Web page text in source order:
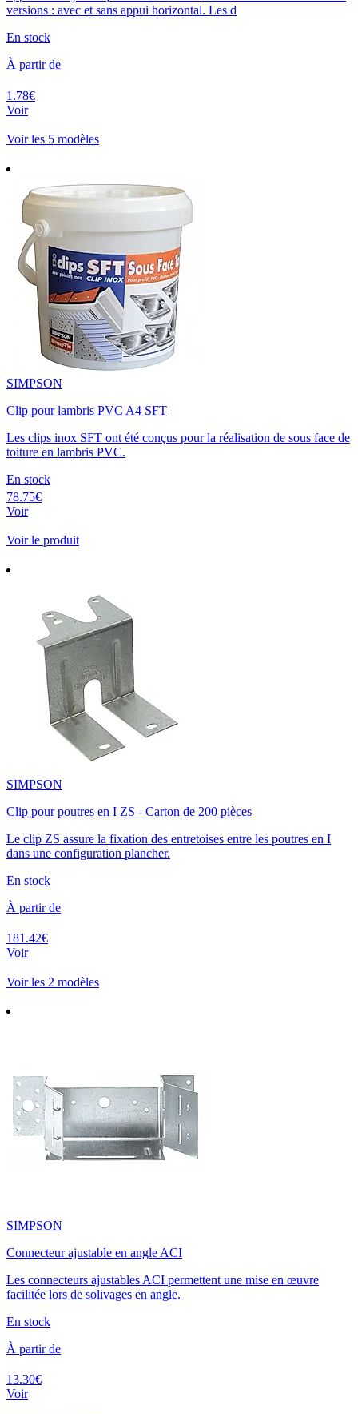
versions : avec et sans appui horizontal. Les d
En stock
À partir de
1.78€
Voir
Voir les 5 modèles
SIMPSON
Clip pour lambris PVC A4 SFT
Les clips inox SFT ont été conçus pour la réalisation de sous face de
toiture en lambris PVC.
En stock
78.75€
Voir
Voir le produit
SIMPSON
Clip pour poutres en I ZS - Carton de 200 pièces
Le clip ZS assure la fixation des entretoises entre les poutres en I
dans une configuration plancher.
En stock
À partir de
181.42€
Voir
Voir les 2 modèles
SIMPSON
Connecteur ajustable en angle ACI
Les connecteurs ajustables ACI permettent une mise en œuvre
facilitée lors de solivages en angle.
En stock
À partir de
13.30€
Voir